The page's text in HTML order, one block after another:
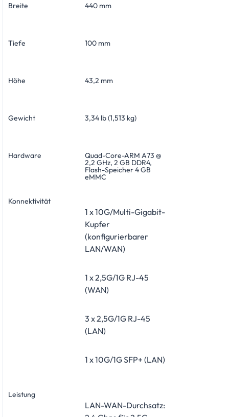
Breite 440 mm
Tiefe 100 mm
Höhe 43,2 mm
Gewicht 3,34 lb (1,513 kg)
Hardware Quad-Core-ARM A73 @
2,2 GHz, 2 GB DDR4,
Flash-Speicher 4 GB
eMMC
Konnektivität
1 x 10G/Multi-Gigabit-
Kupfer
(konfigurierbarer
LAN/WAN)
1 x 2,5G/1G RJ-45
(WAN)
3 x 2,5G/1G RJ-45
(LAN)
1 x 10G/1G SFP+ (LAN)
Leistung
LAN-WAN-Durchsatz: